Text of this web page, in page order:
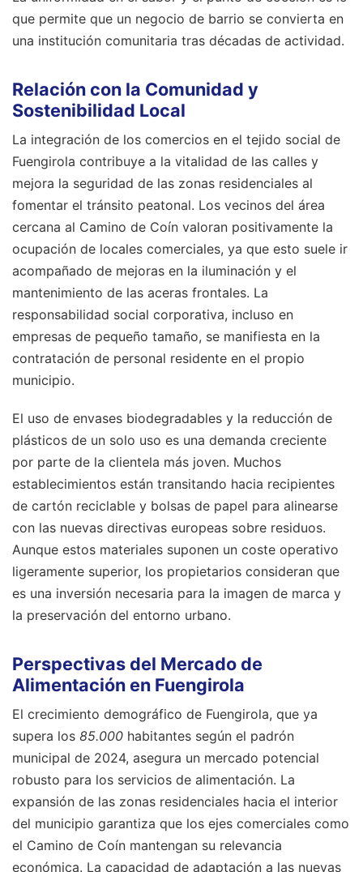
que permite que un negocio de barrio se convierta en
una institución comunitaria tras décadas de actividad.
Relación con la Comunidad y
Sostenibilidad Local
La integración de los comercios en el tejido social de
Fuengirola contribuye a la vitalidad de las calles y
mejora la seguridad de las zonas residenciales al
fomentar el tránsito peatonal. Los vecinos del área
cercana al Camino de Coín valoran positivamente la
ocupación de locales comerciales, ya que esto suele ir
acompañado de mejoras en la iluminación y el
mantenimiento de las aceras frontales. La
responsabilidad social corporativa, incluso en
empresas de pequeño tamaño, se manifiesta en la
contratación de personal residente en el propio
municipio.
El uso de envases biodegradables y la reducción de
plásticos de un solo uso es una demanda creciente
por parte de la clientela más joven. Muchos
establecimientos están transitando hacia recipientes
de cartón reciclable y bolsas de papel para alinearse
con las nuevas directivas europeas sobre residuos.
Aunque estos materiales suponen un coste operativo
ligeramente superior, los propietarios consideran que
es una inversión necesaria para la imagen de marca y
la preservación del entorno urbano.
Perspectivas del Mercado de
Alimentación en Fuengirola
El crecimiento demográfico de Fuengirola, que ya
supera los 85.000 habitantes según el padrón
municipal de 2024, asegura un mercado potencial
robusto para los servicios de alimentación. La
expansión de las zonas residenciales hacia el interior
del municipio garantiza que los ejes comerciales como
el Camino de Coín mantengan su relevancia
económica. La capacidad de adaptación a las nuevas